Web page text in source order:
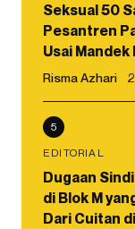
Seksual 50
Pesantren
Usai Mandek
Risma Azhari
5
EDITORIAL
Dugaan
di Blok M
Dari Cuitan